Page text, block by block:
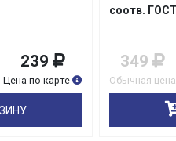
239
Цена по карте
соотв.
349
Обычная цена